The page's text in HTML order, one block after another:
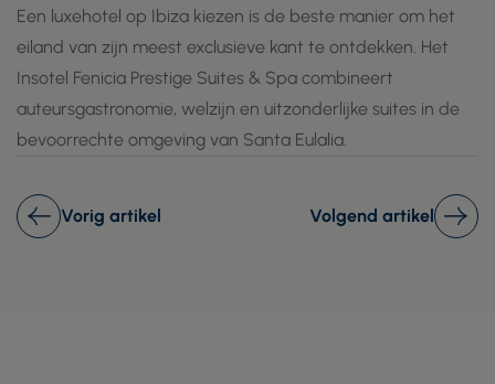
Een luxehotel op Ibiza kiezen is de beste manier om het
eiland van zijn meest exclusieve kant te ontdekken. Het
Insotel Fenicia Prestige Suites & Spa combineert
auteursgastronomie, welzijn en uitzonderlijke suites in de
bevoorrechte omgeving van Santa Eulalia.
Vorig artikel Volgend artikel